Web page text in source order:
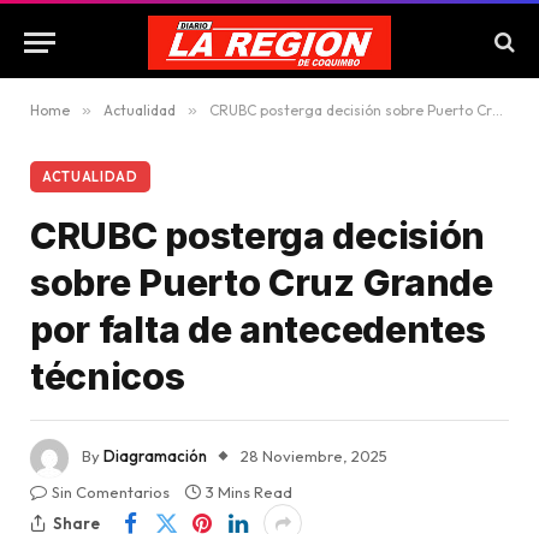
Home » Actualidad » CRUBC posterga decisión sobre Puerto Cruz Grande por falta de antecedentes técnicos
ACTUALIDAD
CRUBC posterga decisión
sobre Puerto Cruz Grande
por falta de antecedentes
técnicos
ByDiagramación
28 Noviembre, 2025
Sin Comentarios
3 Mins Read
Share